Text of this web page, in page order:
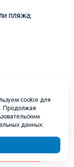
пляжа;
неделю и
особенно с
озером
cookie для
Продолжая
данных.